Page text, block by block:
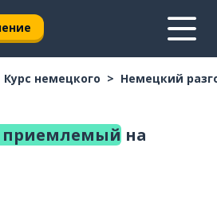
Курс немецкого Немецкий
приемлемый на